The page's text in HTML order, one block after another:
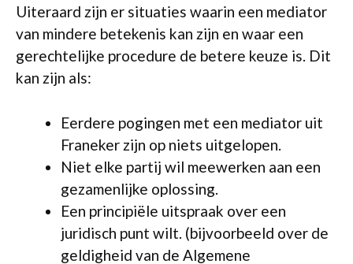
Uiteraard zijn er situaties waarin een mediator
van mindere betekenis kan zijn en waar een
gerechtelijke procedure de betere keuze is. Dit
kan zijn als:
Eerdere pogingen met een mediator uit
Franeker zijn op niets uitgelopen.
Niet elke partij wil meewerken aan een
gezamenlijke oplossing.
Een principiële uitspraak over een
juridisch punt wilt. (bijvoorbeeld over de
geldigheid van de Algemene